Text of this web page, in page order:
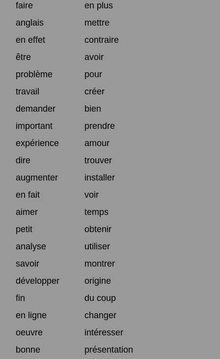
faire
en plus
anglais
mettre
en effet
contraire
être
avoir
problème
pour
travail
créer
demander
bien
important
prendre
expérience
amour
dire
trouver
augmenter
installer
en fait
voir
aimer
temps
petit
obtenir
analyse
utiliser
savoir
montrer
développer
origine
fin
du coup
en ligne
changer
oeuvre
intéresser
bonne
présentation